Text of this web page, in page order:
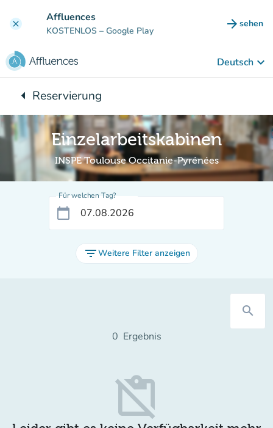
clear Affluences
KOSTENLOS – Google Play arrow_forward sehen
(new
Deutsch keyboard_arrow_down
arrow_leftZurück zu:
Reservierung
Einzelarbeitskabinen
INSPE Toulouse Occitanie-Pyrénées
Für welchen Tag?
calendar_today
filter_listWeitere Filter anzeigen
search
0 Ergebnis
content_paste_off